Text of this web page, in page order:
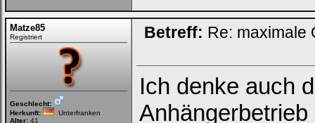
Matze85
Registriert
Geschlecht:
Herkunft:
Unterfranken
Alter: 41
Betreff: Re: maximale
Ich denke auch